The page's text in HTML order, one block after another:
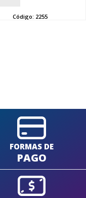
Código: 2255
FORMAS DE
PAGO